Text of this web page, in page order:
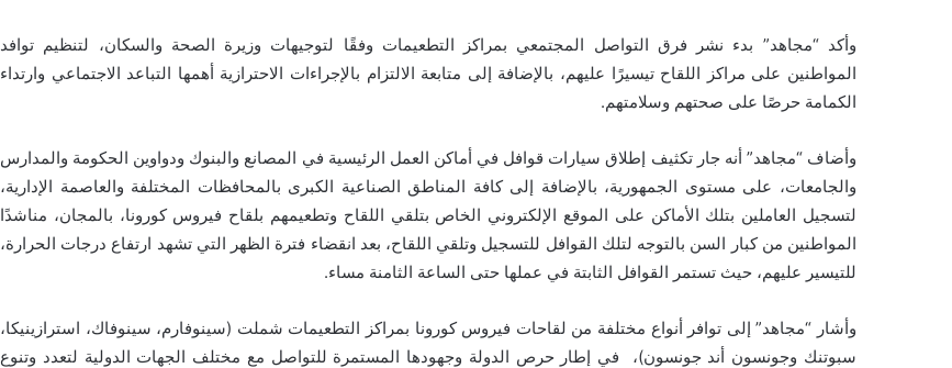
وأكد “مجاهد” بدء نشر فرق التواصل المجتمعي بمراكز التطعيمات وفقًا لتوجيهات وزيرة الصحة والسكان، لتنظيم توافد
المواطنين على مراكز اللقاح تيسيرًا عليهم، بالإضافة إلى متابعة الالتزام بالإجراءات الاحترازية أهمها التباعد الاجتماعي وارتداء
الكمامة حرصًا على صحتهم وسلامتهم.
وأضاف “مجاهد” أنه جار تكثيف إطلاق سيارات قوافل في أماكن العمل الرئيسية في المصانع والبنوك ودواوين الحكومة والمدارس
والجامعات، على مستوى الجمهورية، بالإضافة إلى كافة المناطق الصناعية الكبرى بالمحافظات المختلفة والعاصمة الإدارية،
لتسجيل العاملين بتلك الأماكن على الموقع الإلكتروني الخاص بتلقي اللقاح وتطعيمهم بلقاح فيروس كورونا، بالمجان، مناشدًا
المواطنين من كبار السن بالتوجه لتلك القوافل للتسجيل وتلقي اللقاح، بعد انقضاء فترة الظهر التي تشهد ارتفاع درجات الحرارة،
للتيسير عليهم، حيث تستمر القوافل الثابتة في عملها حتى الساعة الثامنة مساء.
وأشار “مجاهد” إلى توافر أنواع مختلفة من لقاحات فيروس كورونا بمراكز التطعيمات شملت (سينوفارم، سينوفاك، استرازينيكا،
سبوتنك وجونسون أند جونسون)، في إطار حرص الدولة وجهودها المستمرة للتواصل مع مختلف الجهات الدولية لتعدد وتنوع